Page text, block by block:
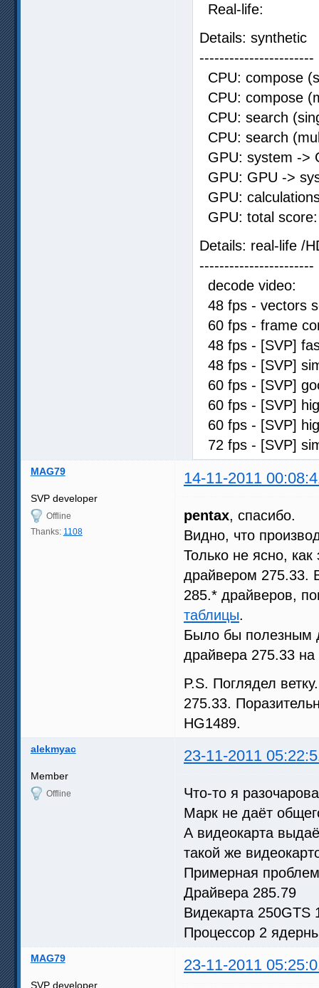
Real-life:
Details: synthetic
-----------------------
CPU: compose
CPU: compose
CPU: search
CPU: search
GPU: system -
GPU: GPU ->
GPU:
GPU: total
Details: real-life /
-----------------------
decode
48 fps -
60 fps - frame
48 fps - [SVP]
48 fps - [SVP]
60 fps -
60 fps -
60 fps - [SVP]
72 fps - [SVP]
MAG79 14-11-2011
SVP developer
Offline
Thanks: 1108
pentax, спасибо.
Видно, что
Только не ясно,
драйвером 275.33.
285.* драйверов,
таблицы.
Было бы полезным
драйвера 275.33 на
P.S. Поглядел
275.33.
HG1489.
alekmyac 23-11-2011
Member
Offline
Что-то я
Марк не даёт
А видеокарта
такой же
Примерная
Драйвера 285.79
Видекарта 250GTS
Процессор 2
MAG79 23-11-2011
SVP developer